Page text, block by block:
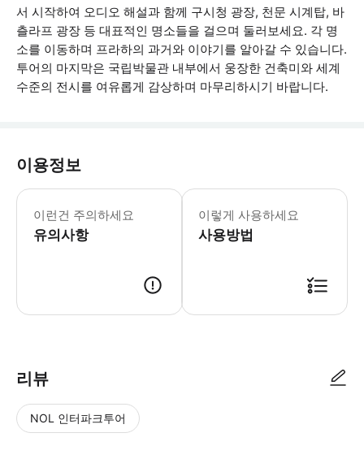
서 시작하여 오디오 해설과 함께 구시청 광장, 천문 시계탑, 바
츨라프 광장 등 대표적인 명소들을 걸으며 둘러보세요. 각 명
소를 이동하며 프라하의 과거와 이야기를 알아갈 수 있습니다.
투어의 마지막은 국립박물관 내부에서 웅장한 건축미와 세계
수준의 전시를 여유롭게 감상하며 마무리하시기 바랍니다.
이용정보
이런건 주의하세요
유의사항
유의 사항: - 티켓은 Get Prague
이렇게 사용하세요
사용방법
리뷰
NOL 인터파크투어